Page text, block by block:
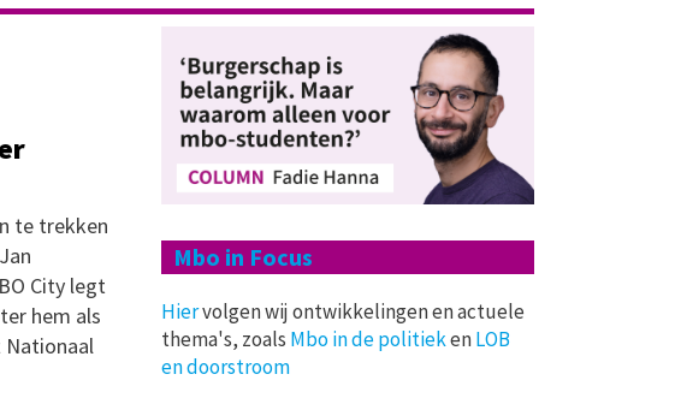
te trekken
City legt
hem als
Nationaal
Mbo in Focus
Hiervolgen wij ontwikkelingen en actuele
thema's, zoals Mbo in de politiekenLOB
en doorstroom